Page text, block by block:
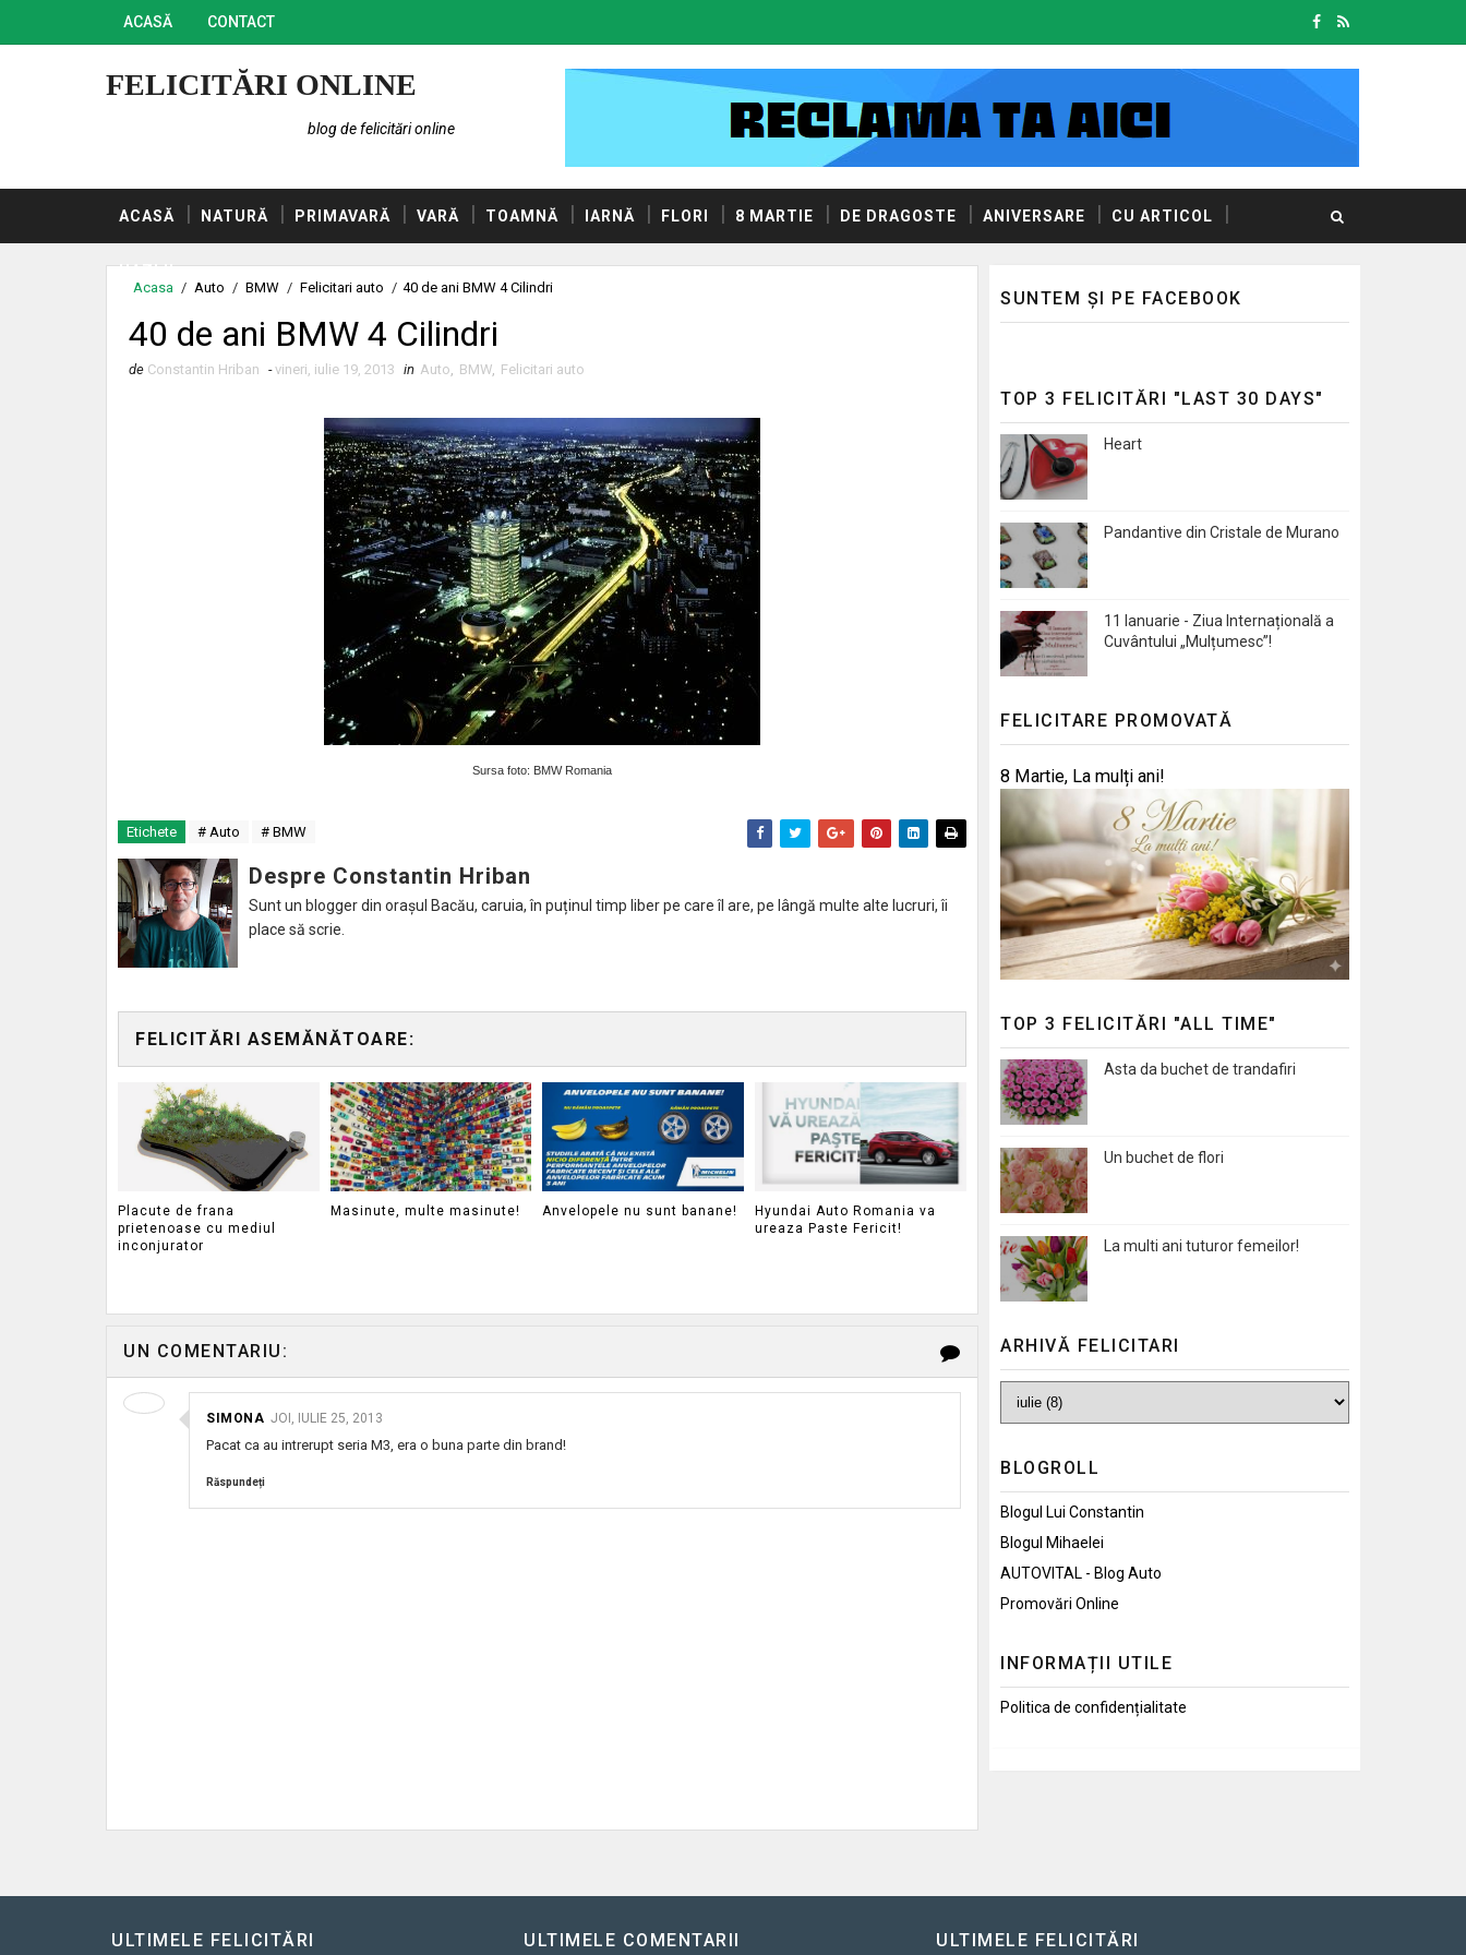
ACASĂ CONTACT
FELICITĂRI ONLINE
blog de felicitări online
ACASĂ NATURĂ PRIMAVARĂ VARĂ TOAMNĂ IARNĂ FLORI 8 MARTIE DE DRAGOSTE ANIVERSARE CU ARTICOL
HAZLII
Acasa / Auto / BMW / Felicitari auto / 40 de ani BMW 4 Cilindri
40 de ani BMW 4 Cilindri
de Constantin Hriban - vineri, iulie 19, 2013 in Auto, BMW, Felicitari auto
Sursa foto: BMW Romania
Etichete # Auto # BMW
Despre Constantin Hriban
Sunt un blogger din orașul Bacău, caruia, în puținul timp liber pe care îl are, pe lângă multe alte lucruri, îi
place să scrie.
FELICITĂRI ASEMĂNĂTOARE:
Placute de frana
prietenoase cu mediul
inconjurator
Masinute, multe masinute! Anvelopele nu sunt banane!
Hyundai Auto Romania va
ureaza Paste Fericit!
UN COMENTARIU:
SIMONA JOI, IULIE 25, 2013
Pacat ca au intrerupt seria M3, era o buna parte din brand!
Răspundeți
SUNTEM ȘI PE FACEBOOK
TOP 3 FELICITĂRI "LAST 30 DAYS"
Heart
Pandantive din Cristale de Murano
11 Ianuarie - Ziua Internațională a
Cuvântului „Mulțumesc”!
FELICITARE PROMOVATĂ
8 Martie, La mulți ani!
TOP 3 FELICITĂRI "ALL TIME"
Asta da buchet de trandafiri
Un buchet de flori
La multi ani tuturor femeilor!
ARHIVĂ FELICITARI
BLOGROLL
Blogul Lui Constantin
Blogul Mihaelei
AUTOVITAL - Blog Auto
Promovări Online
INFORMAȚII UTILE
Politica de confidențialitate
ULTIMELE FELICITĂRI ULTIMELE COMENTARII ULTIMELE FELICITĂRI